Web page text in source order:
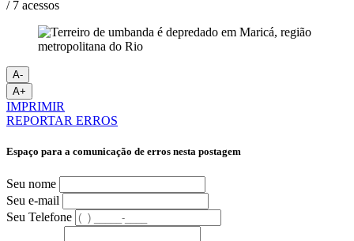
/ 7 acessos
A-
A+
IMPRIMIR
REPORTAR ERROS
Espaço para a comunicação de erros nesta postagem
Seu nome
Seu e-mail
Seu Telefone